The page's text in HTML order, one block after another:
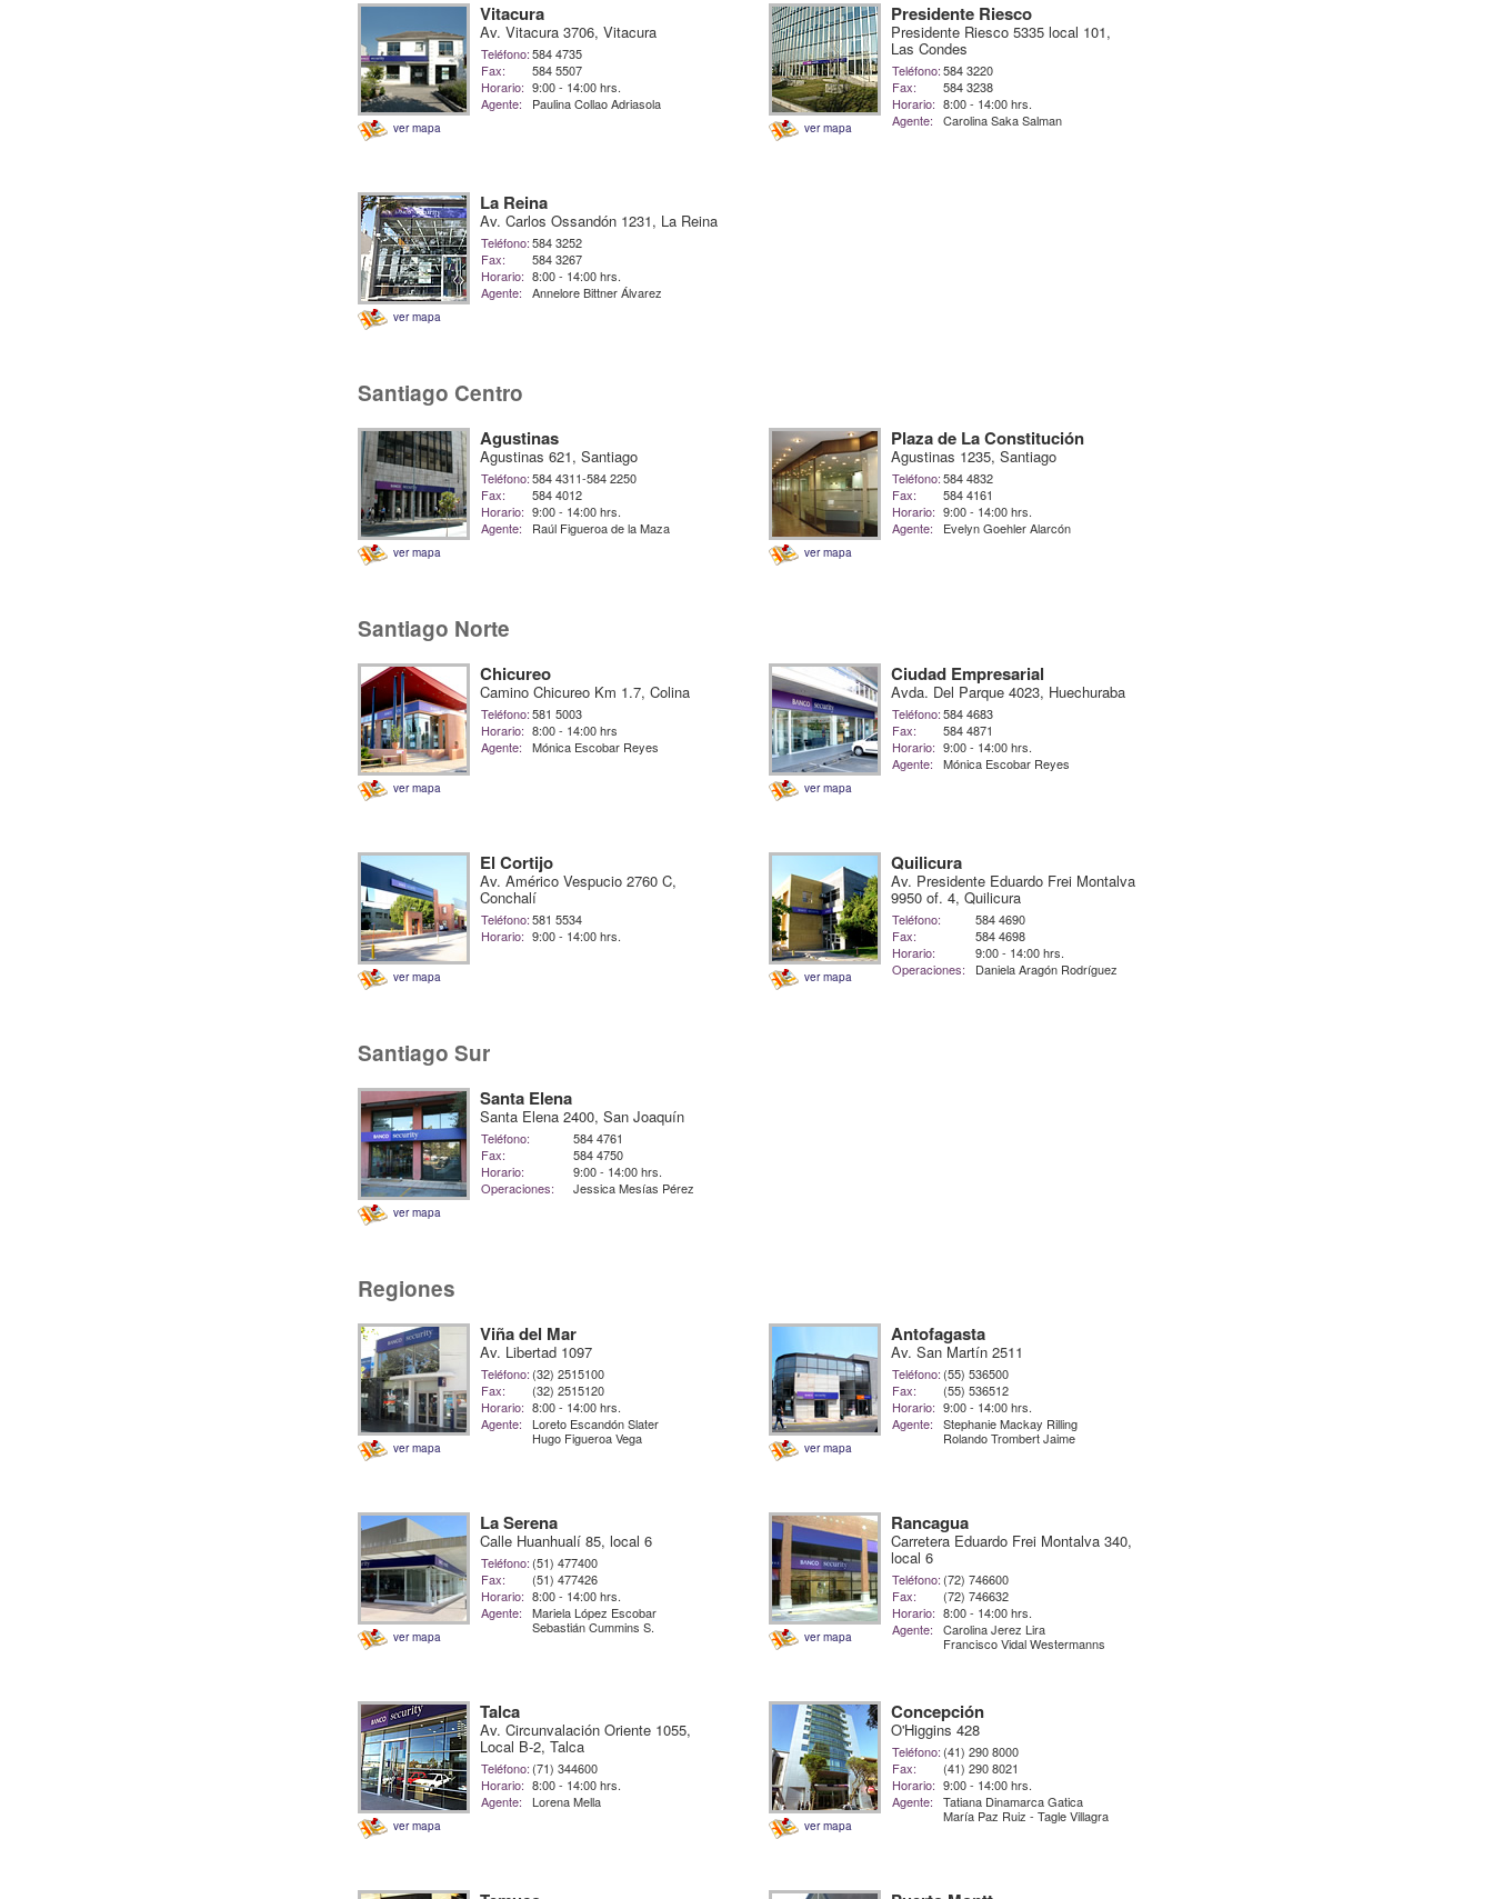
ver mapa
Vitacura
Av. Vitacura 3706, Vitacura
Teléfono:584 4735
Fax:
584 5507
Horario: 9:00 - 14:00 hrs.
Agente:
Paulina Collao Adriasola
ver mapa
Presidente Riesco
Presidente Riesco 5335 local 101,
Las Condes
Teléfono:584 3220
Fax:
584 3238
Horario: 8:00 - 14:00 hrs.
Agente:
Carolina Saka Salman
ver mapa
La Reina
Av. Carlos Ossandón 1231, La Reina
Teléfono:584 3252
Fax:
584 3267
Horario: 8:00 - 14:00 hrs.
Agente:
Annelore Bittner Álvarez
Santiago Centro
ver mapa
Agustinas
Agustinas 621, Santiago
Teléfono:584 4311-584 2250
Fax:
584 4012
Horario: 9:00 - 14:00 hrs.
Agente:
Raúl Figueroa de la Maza
ver mapa
Plaza de La Constitución
Agustinas 1235, Santiago
Teléfono:584 4832
Fax:
584 4161
Horario: 9:00 - 14:00 hrs.
Agente:
Evelyn Goehler Alarcón
Santiago Norte
ver mapa
Chicureo
Camino Chicureo Km 1.7, Colina
Teléfono:581 5003
Horario: 8:00 - 14:00 hrs
Agente:
Mónica Escobar Reyes
ver mapa
Ciudad Empresarial
Avda. Del Parque 4023, Huechuraba
Teléfono:584 4683
Fax:
584 4871
Horario: 9:00 - 14:00 hrs.
Agente:
Mónica Escobar Reyes
ver mapa
El Cortijo
Av. Américo Vespucio 2760 C,
Conchalí
Teléfono:581 5534
Horario: 9:00 - 14:00 hrs.
ver mapa
Quilicura
Av. Presidente Eduardo Frei Montalva
9950 of. 4, Quilicura
Teléfono:
584 4690
Fax:
584 4698
Horario:
9:00 - 14:00 hrs.
Operaciones:
Daniela Aragón Rodríguez
Santiago Sur
ver mapa
Santa Elena
Santa Elena 2400, San Joaquín
Teléfono:
584 4761
Fax:
584 4750
Horario:
9:00 - 14:00 hrs.
Operaciones:
Jessica Mesías Pérez
Regiones
ver mapa
Viña del Mar
Av. Libertad 1097
Teléfono: (32) 2515100
Fax:
(32) 2515120
Horario: 8:00 - 14:00 hrs.
Agente:
Loreto Escandón Slater
Hugo Figueroa Vega
ver mapa
Antofagasta
Av. San Martín 2511
Teléfono: (55) 536500
Fax:
(55) 536512
Horario: 9:00 - 14:00 hrs.
Agente:
Stephanie Mackay Rilling
Rolando Trombert Jaime
ver mapa
La Serena
Calle Huanhualí 85, local 6
Teléfono: (51) 477400
Fax:
(51) 477426
Horario: 8:00 - 14:00 hrs.
Agente:
Mariela López Escobar
Sebastián Cummins S.
ver mapa
Rancagua
Carretera Eduardo Frei Montalva 340,
local 6
Teléfono: (72) 746600
Fax:
(72) 746632
Horario: 8:00 - 14:00 hrs.
Agente:
Carolina Jerez Lira
Francisco Vidal Westermanns
ver mapa
Talca
Av. Circunvalación Oriente 1055,
Local B-2, Talca
Teléfono: (71) 344600
Horario: 8:00 - 14:00 hrs.
Agente:
Lorena Mella
ver mapa
Concepción
O'Higgins 428
Teléfono: (41) 290 8000
Fax:
(41) 290 8021
Horario: 9:00 - 14:00 hrs.
Agente:
Tatiana Dinamarca Gatica
María Paz Ruiz - Tagle Villagra